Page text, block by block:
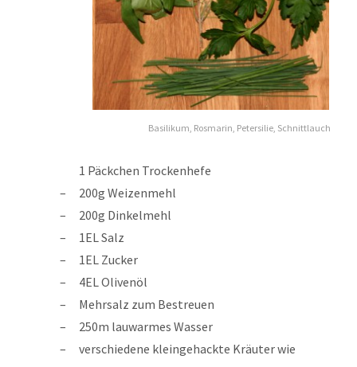
Basilikum, Rosmarin, Petersilie, Schnittlauch
1 Päckchen Trockenhefe
200g Weizenmehl
200g Dinkelmehl
1EL Salz
1EL Zucker
4EL Olivenöl
Mehrsalz zum Bestreuen
250m lauwarmes Wasser
verschiedene kleingehackte Kräuter wie